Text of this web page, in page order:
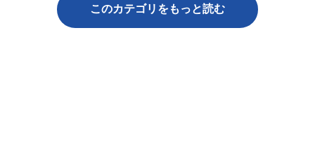
このカテゴリをもっと読む